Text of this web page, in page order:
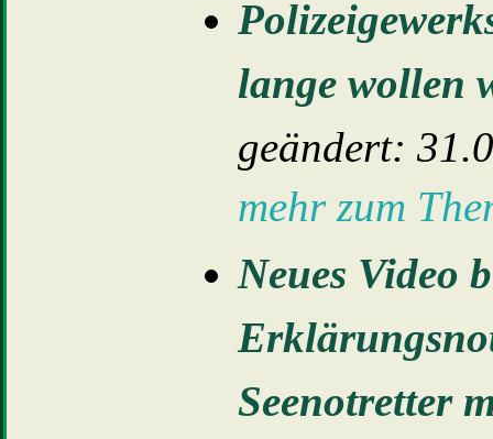
lange wollen
geändert:
mehr zum
Neues Video
Seenotretter